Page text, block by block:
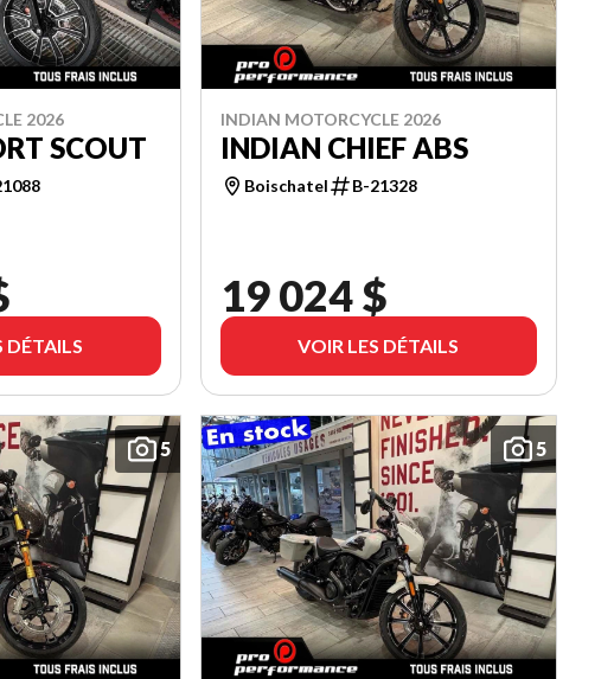
2026
SCOUT
DÉTAILS
INDIAN MOTORCYCLE 2026
INDIAN CHIEF ABS
Boischatel B-21328
19 024 $
VOIR LES DÉTAILS
5 5